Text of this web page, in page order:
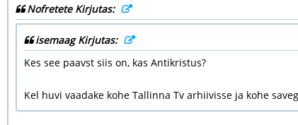
Nofretete Kirjutas:
isemaag Kirjutas:
Kes see paavst siis on, kas Antikristus?
Kel huvi vaadake kohe Tallinna Tv arhiivisse ja kohe